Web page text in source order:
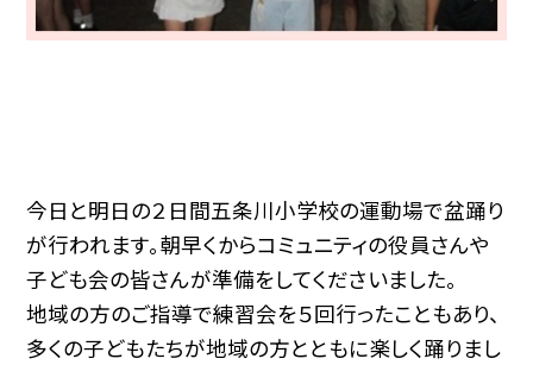
今日と明日の２日間五条川小学校の運動場で盆踊り
が行われます。朝早くからコミュニティの役員さんや
子ども会の皆さんが準備をしてくださいました。
地域の方のご指導で練習会を５回行ったこともあり、
多くの子どもたちが地域の方とともに楽しく踊りまし